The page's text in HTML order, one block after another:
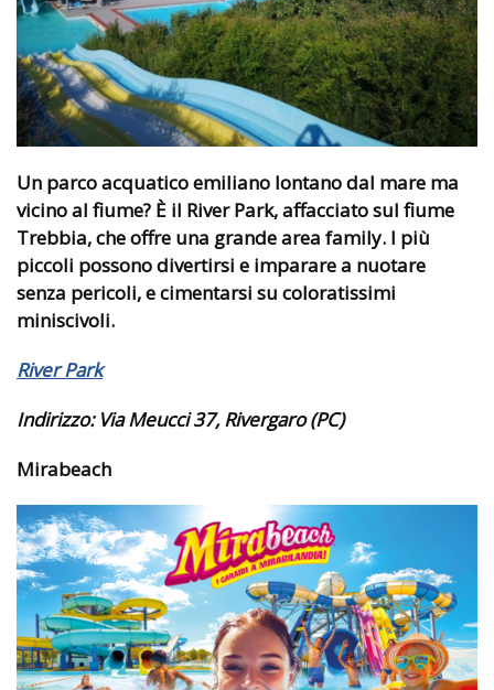
Un parco acquatico emiliano lontano dal mare ma
vicino al fiume? È il River Park,affacciato sul fiume
Trebbia, che offre una grande area family. I più
piccoli possono divertirsi e imparare a nuotare
senza pericoli, e cimentarsi su coloratissimi
miniscivoli.
River Park
Indirizzo:Via Meucci 37, Rivergaro (PC)
Mirabeach